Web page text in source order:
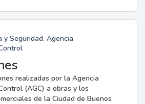
y Seguridad. Agencia
realizadas por la Agencia
(AGC) a obras y los
de la Ciudad de Buenos